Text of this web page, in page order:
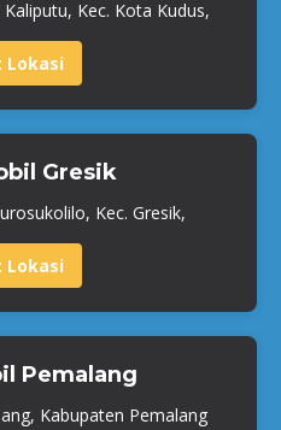
Kec. Kota Kudus,
Lokasi
Gresik
Kec. Gresik,
Lokasi
Pemalang
Kabupaten Pemalang